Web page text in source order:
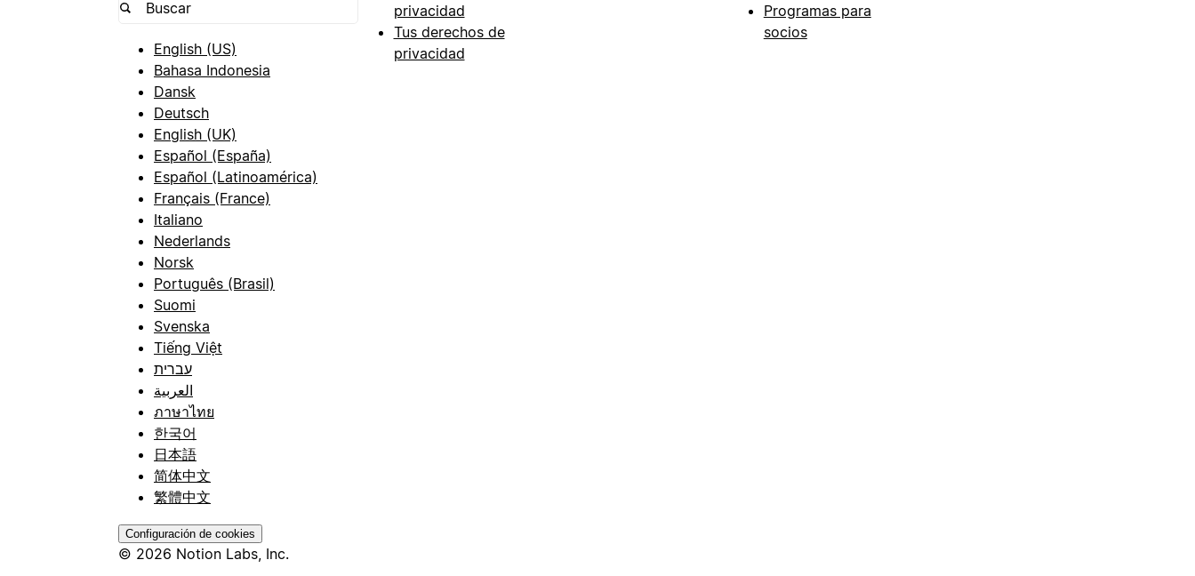
English (US)
Bahasa Indonesia
Dansk
Deutsch
English (UK)
Español (España)
Español (Latinoamérica)
Français (France)
Italiano
Nederlands
Norsk
Português (Brasil)
Suomi
Svenska
Tiếng Việt
עברית
العربية
ภาษาไทย
한국어
日本語
简体中文
繁體中文
Configuración de cookies
© 2026 Notion Labs, Inc.
privacidad
Tus derechos de
privacidad
Programas para
socios